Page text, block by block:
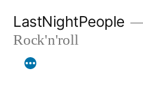
contenu
LastNightPeople
Rock'n'roll